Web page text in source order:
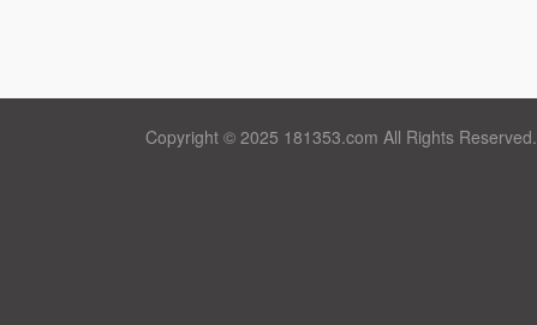
Copyright © 2025 181353.com All Rights Reserved.